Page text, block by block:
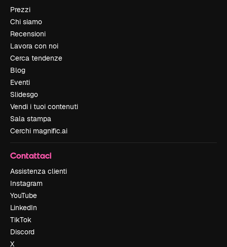
Prezzi
Chi siamo
Recensioni
Lavora con noi
Cerca tendenze
Blog
Eventi
Slidesgo
Vendi i tuoi contenuti
Sala stampa
Cerchi magnific.ai
Contattaci
Assistenza clienti
Instagram
YouTube
LinkedIn
TikTok
Discord
X